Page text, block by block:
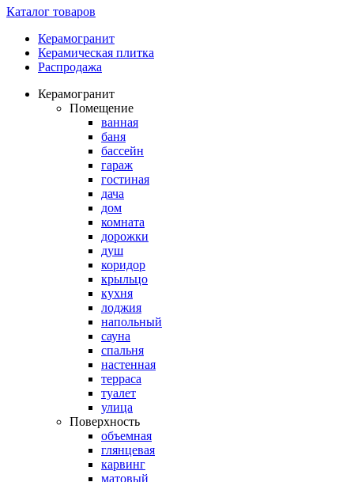
Каталог товаров
Керамогранит
Керамическая плитка
Распродажа
Керамогранит
Помещение
ванная
баня
бассейн
гараж
гостиная
дача
дом
комната
дорожки
душ
коридор
крыльцо
кухня
лоджия
напольный
сауна
спальня
настенная
терраса
туалет
улица
Поверхность
объемная
глянцевая
карвинг
матовый